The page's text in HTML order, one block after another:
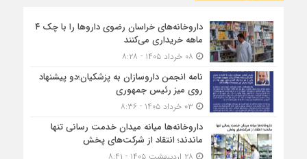
داروخانه‌های خراسان رضوی داروها را با چک ۴
ماهه خریداری می‌کنند
نامه انجمن داروسازان به پزشکیان؛دو پیشنهاد
روی میز رئیس جمهوری
داروخانه‌ها میانه میدان خدمت رسانی تنها
ماندند؛ انتقاد از شرکت‌های پخش